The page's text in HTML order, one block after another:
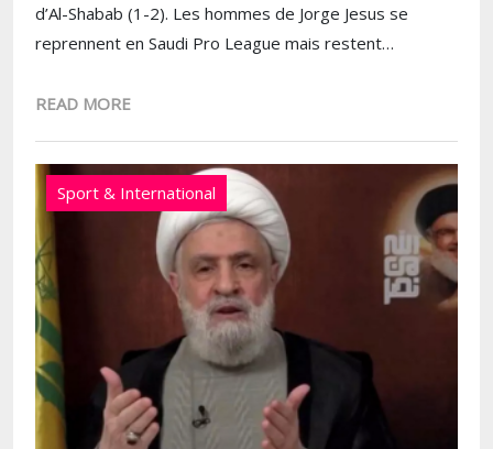
d’Al-Shabab (1-2). Les hommes de Jorge Jesus se
reprennent en Saudi Pro League mais restent…
READ MORE
Sport & International